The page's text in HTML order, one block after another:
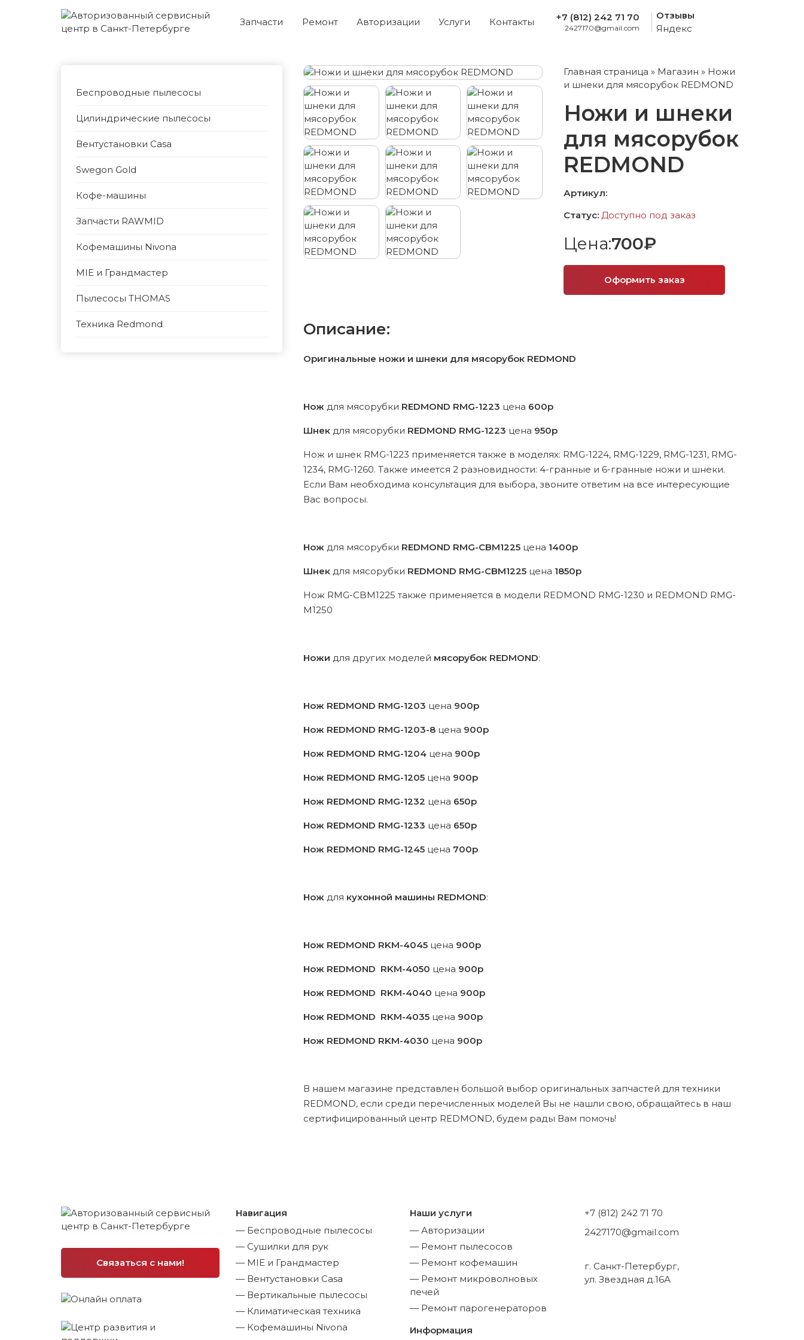
Запчасти Ремонт Авторизации Услуги Контакты +7 (812) 242 71 70
2427170@gmail.com
Отзывы
Яндекс
Беспроводные пылесосы
Цилиндрические пылесосы
Вентустановки Casa
Swegon Gold
Кофе-машины
Запчасти RAWMID
Кофемашины Nivona
MIE и Грандмастер
Пылесосы THOMAS
Техника Redmond
Главная страница » Магазин » Ножи
и шнеки для мясорубок REDMOND
Ножи и шнеки
для мясорубок
REDMOND
Артикул:
Статус: Доступно под заказ
Цена:700₽
Оформить заказ
Описание:
Оригинальные ножи и шнеки для мясорубок REDMOND
Нож для мясорубки REDMOND RMG-1223 цена 600р
Шнек для мясорубки REDMOND RMG-1223 цена 950р
Нож и шнек RMG-1223 применяется также в моделях: RMG-1224, RMG-1229, RMG-1231, RMG-
1234, RMG-1260. Также имеется 2 разновидности: 4-гранные и 6-гранные ножи и шнеки.
Если Вам необходима консультация для выбора, звоните ответим на все интересующие
Вас вопросы.
Нож для мясорубки REDMOND RMG-CBM1225 цена 1400р
Шнек для мясорубки REDMOND RMG-CBM1225 цена 1850р
Нож RMG-CBM1225 также применяется в модели REDMOND RMG-1230 и REDMOND RMG-
M1250
Ножи для других моделей мясорубок REDMOND:
Нож REDMOND RMG-1203 цена 900р
Нож REDMOND RMG-1203-8 цена 900р
Нож REDMOND RMG-1204 цена 900р
Нож REDMOND RMG-1205 цена 900р
Нож REDMOND RMG-1232 цена 650р
Нож REDMOND RMG-1233 цена 650р
Нож REDMOND RMG-1245 цена 700р
Нож для кухонной машины REDMOND:
Нож REDMOND RKM-4045 цена 900р
Нож REDMOND RKM-4050 цена 900р
Нож REDMOND RKM-4040 цена 900р
Нож REDMOND RKM-4035 цена 900р
Нож REDMOND RKM-4030 цена 900р
В нашем магазине представлен большой выбор оригинальных запчастей для техники
REDMOND, если среди перечисленных моделей Вы не нашли свою, обращайтесь в наш
сертифицированный центр REDMOND, будем рады Вам помочь!
Связаться с нами!
Навигация
Беспроводные пылесосы
Сушилки для рук
MIE и Грандмастер
Вентустановки Casa
Вертикальные пылесосы
Климатическая техника
Кофемашины Nivona
Наши услуги
Авторизации
Ремонт пылесосов
Ремонт кофемашин
Ремонт микроволновых
печей
Ремонт парогенераторов
Информация
+7 (812) 242 71 70
2427170@gmail.com
г. Санкт-Петербург,
ул. Звездная д.16А